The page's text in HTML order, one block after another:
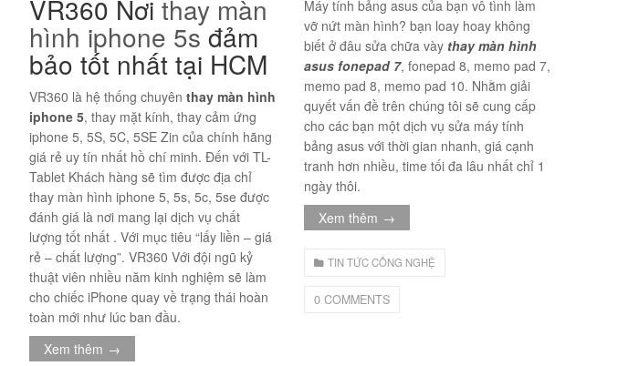
VR360 Nơi thay màn
hình iphone 5sđảm
bảo tốt nhất tại HCM
VR360 là hệ thống chuyên thay màn hình
iphone 5, thay mặt kính, thay cảm ứng
iphone 5, 5S, 5C, 5SE Zin của chính hãng
giá rẻ uy tín nhất hồ chí minh. Đến với TL-
Tablet Khách hàng sẽ tìm được địa chỉ
thay màn hình iphone 5, 5s, 5c, 5se được
đánh giá là nơi mang lại dịch vụ chất
lượng tốt nhất . Với mục tiêu “lấy liền – giá
rẻ – chất lượng”. VR360 Với đội ngũ kỷ
thuật viên nhiều năm kinh nghiệm sẽ làm
cho chiếc iPhone quay về trạng thái hoàn
toàn mới như lúc ban đầu.
Xem thêm →
Máy tính bảng asus của bạn vô tình làm
vỡ nứt màn hình? bạn loay hoay không
biết ở đâu sửa chữa vày thay màn hình
asus fonepad 7, fonepad 8, memo pad 7,
memo pad 8, memo pad 10. Nhằm giải
quyết vấn đề trên chúng tôi sẽ cung cấp
cho các bạn một dịch vụ sửa máy tính
bảng asus với thời gian nhanh, giá cạnh
tranh hơn nhiều, time tối đa lâu nhất chỉ 1
ngày thôi.
Xem thêm →
TIN TỨC CÔNG NGHỆ
0 COMMENTS